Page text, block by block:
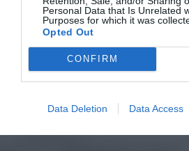
Personal Data that Is Unrelated
Purposes for which it was
Opted Out
CONFIRM
Data Deletion Data Access